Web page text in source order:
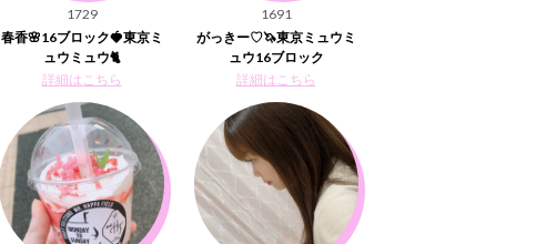
1729
春香🌸16ブロック🍓東京ミ
ュウミュウ🐈
詳細はこちら
1691
がっきー♡🦄東京ミュウミ
ュウ16ブロック
詳細はこちら